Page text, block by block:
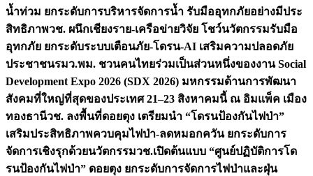
น้ำท่วม ยกระดับการบริหารจัดการน้ำ รับมืออุทกภัยอย่างมีประ
สิทธิภาพวช. ผนึกเชียงราย-เครือข่ายวิจัย โชว์นวัตกรรมรับมือ
อุทกภัย ยกระดับระบบเตือนภัย-โดรน-AI เสริมความปลอดภัย
ประชาชนรมว.พม. ชวนคนไทยร่วมเป็นส่วนหนึ่งของงาน Social
Development Expo 2026 (SDX 2026) มหกรรมด้านการพัฒนา
สังคมที่ใหญ่ที่สุดของประเทศ 21–23 สิงหาคมนี้ ณ อิมแพ็ค เมือง
ทองธานีวช. ลงพื้นที่ดอยตุง เตรียมนำ “โดรนป้องกันไฟป่า”
เสริมประสิทธิภาพควบคุมไฟป่า-ลดหมอกควัน ยกระดับการ
จัดการเชิงรุกด้วยนวัตกรรมวช.เปิดต้นแบบ “ศูนย์ปฏิบัติการโด
รนป้องกันไฟป่า” ดอยตุง ยกระดับการจัดการไฟป่าและฝุ่น